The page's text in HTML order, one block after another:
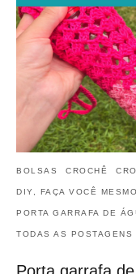
BOLSAS CROCHÊ
DIY, FAÇA VOCÊ
PORTA GARRAFA DE
TODAS AS POSTAGENS